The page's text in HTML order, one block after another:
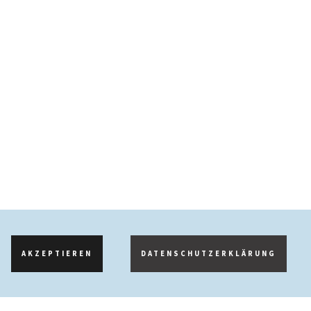
AKZEPTIEREN DATENSCHUTZERKLÄRUNG